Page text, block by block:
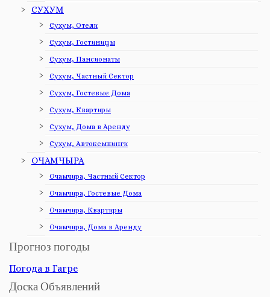
СУХУМ
Сухум, Отели
Сухум, Гостиницы
Сухум, Пансионаты
Сухум, Частный Сектор
Сухум, Гостевые Дома
Сухум, Квартиры
Сухум, Дома в Аренду
Сухум, Автокемпинги
ОЧАМЧЫРА
Очамчира, Частный Сектор
Очамчира, Гостевые Дома
Очамчира, Квартиры
Очамчира, Дома в Аренду
Прогноз погоды
Погода в Гагре
Доска Объявлений